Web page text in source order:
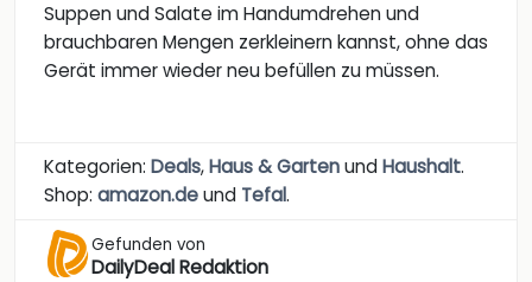
Suppen und Salate im Handumdrehen und
brauchbaren Mengen zerkleinern kannst, ohne das
Gerät immer wieder neu befüllen zu müssen.
Kategorien: Deals,Haus & GartenundHaushalt.
Shop: amazon.deund Tefal.
Gefunden von
DailyDeal Redaktion